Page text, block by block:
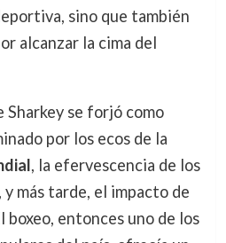
sino que también
alcanzar la cima del
Sharkey se forjó como
por los ecos de la
, la efervescencia de los
, y más tarde, el impacto de
boxeo, entonces uno de los